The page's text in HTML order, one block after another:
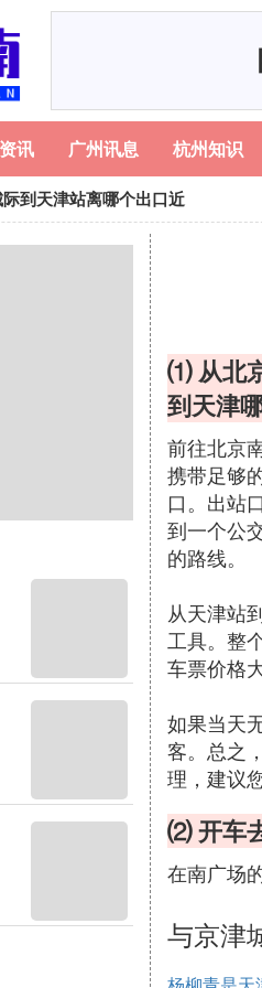
讯 广州讯息 杭州知识
到天津站离哪个出口近
⑴ 从北
到天津
前往北京
携带足够
口。出站
到一个公
的路线。
从天津站
工具。整
车票价格
如果当天
客。总之
理，建议
⑵ 开车
在南广场
与京津